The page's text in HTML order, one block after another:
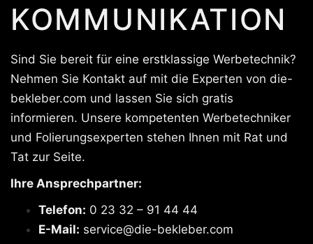
KOMMUNIKATION
Sind Sie bereit für eine erstklassige Werbetechnik?
Nehmen Sie Kontakt auf mit die Experten von die-
bekleber.com und lassen Sie sich gratis
informieren. Unsere kompetenten Werbetechniker
und Folierungsexperten stehen Ihnen mit Rat und
Tat zur Seite.
Ihre Ansprechpartner:
Telefon: 0 23 32 – 91 44 44
E-Mail: service@die-bekleber.com